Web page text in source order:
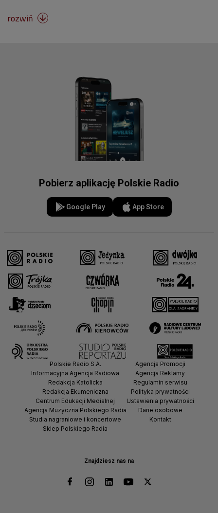
rozwiń 
Pobierz aplikację Polskie Radio
Google Play App Store
Znajdziesz nas na
Polskie Radio S.A.
Informacyjna Agencja Radiowa
Redakcja Katolicka
Redakcja Ekumeniczna
Centrum Edukacji Medialnej
Agencja Muzyczna Polskiego Radia
Studia nagraniowe i koncertowe
Sklep Polskiego Radia
Agencja Promocji
Agencja Reklamy
Regulamin serwisu
Polityka prywatności
Ustawienia prywatności
Dane osobowe
Kontakt